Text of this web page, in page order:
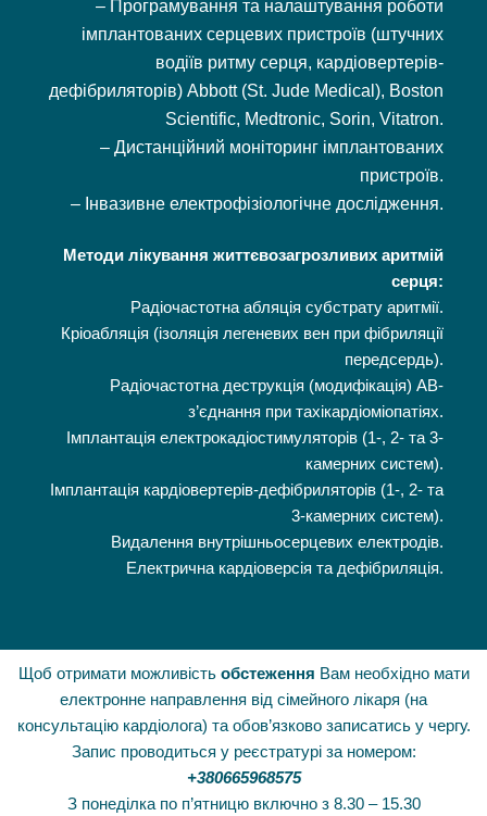
– Програмування та налаштування роботи
імплантованих серцевих пристроїв (штучних
водіїв ритму серця, кардіовертерів-
дефібриляторів) Abbott (St. Jude Medical), Boston
Scientific, Medtronic, Sorin, Vitatron.
– Дистанційний моніторинг імплантованих
пристроїв.
– Інвазивне електрофізіологічне дослідження.
Методи лікування життєвозагрозливих аритмій
серця:
Радіочастотна абляція субстрату аритмії.
Кріоабляція (ізоляція легеневих вен при фібриляції
передсердь).
Радіочастотна деструкція (модифікація) АВ-
з’єднання при тахікардіоміопатіях.
Імплантація електрокадіостимуляторів (1-, 2- та 3-
камерних систем).
Імплантація кардіовертерів-дефібриляторів (1-, 2- та
3-камерних систем).
Видалення внутрішньосерцевих електродів.
Електрична кардіоверсія та дефібриляція.
Щоб отримати можливість обстеження Вам необхідно мати
електронне направлення від сімейного лікаря (на
консультацію кардіолога) та обов’язково записатись у чергу.
Запис проводиться у реєстратурі за номером:
+380665968575
З понеділка по п’ятницю включно з 8.30 – 15.30